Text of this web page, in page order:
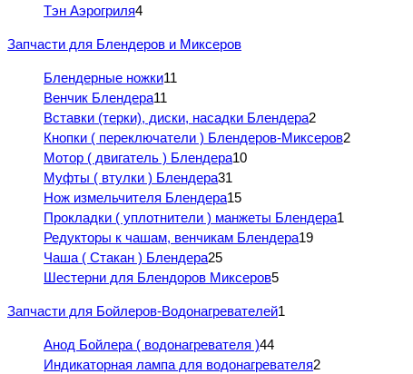
Тэн Аэрогриля4
Запчасти для Блендеров и Миксеров
Блендерные ножки11
Венчик Блендера11
Вставки (терки), диски, насадки Блендера2
Кнопки ( переключатели ) Блендеров-Миксеров2
Мотор ( двигатель ) Блендера10
Муфты ( втулки ) Блендера31
Нож измельчителя Блендера15
Прокладки ( уплотнители ) манжеты Блендера1
Редукторы к чашам, венчикам Блендера19
Чаша ( Стакан ) Блендера25
Шестерни для Блендоров Миксеров5
Запчасти для Бойлеров-Водонагревателей1
Анод Бойлера ( водонагревателя )44
Индикаторная лампа для водонагревателя2